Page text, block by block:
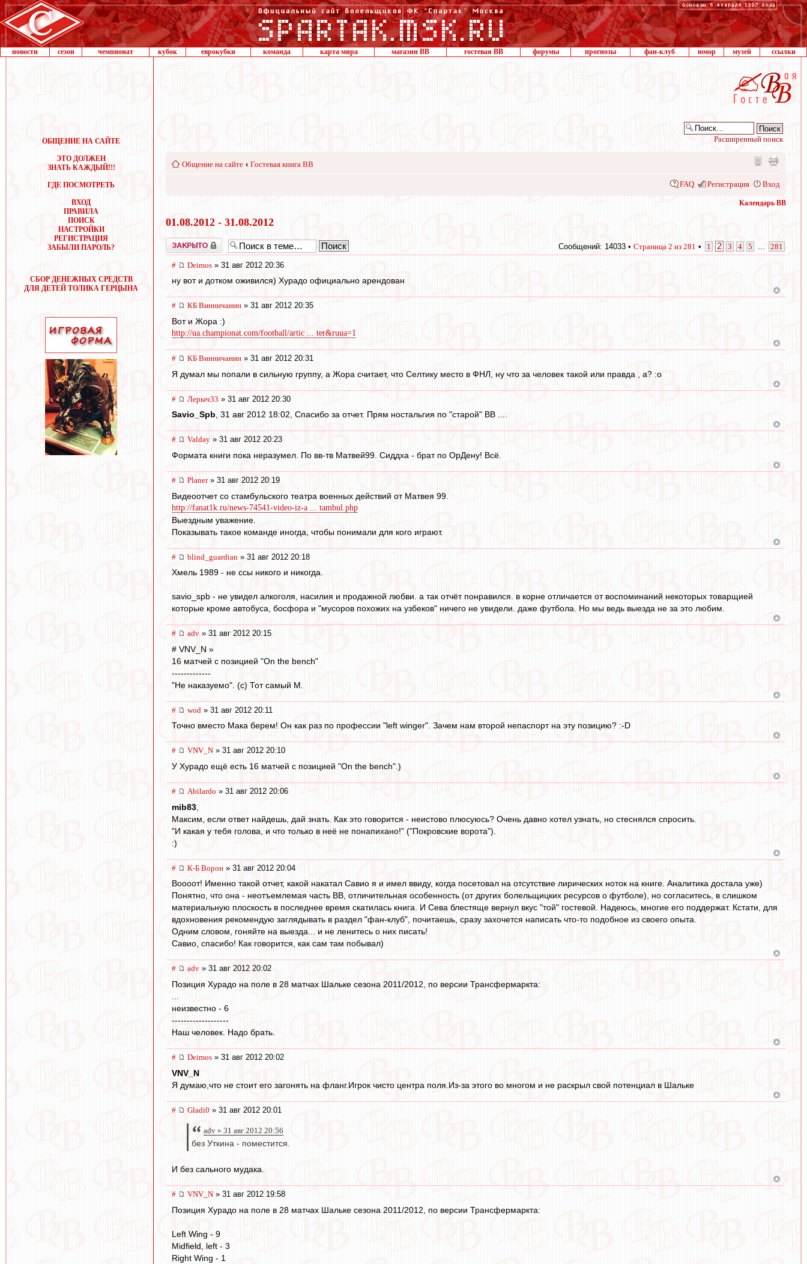
новости сезон чемпионат кубок еврокубки команда карта мира магазин ВВ гостевая ВВ форумы прогнозы фан-клуб юмор музей ссылки
ОБЩЕНИЕ НА САЙТЕ
ЭТО ДОЛЖЕН
ЗНАТЬ КАЖДЫЙ!!!
ГДЕ ПОСМОТРЕТЬ
ВХОД
ПРАВИЛА
ПОИСК
НАСТРОЙКИ
РЕГИСТРАЦИЯ
ЗАБЫЛИ ПАРОЛЬ?
СБОР ДЕНЕЖНЫХ СРЕДСТВ
ДЛЯ ДЕТЕЙ ТОЛИКА ГЕРЦЫНА
Расширенный поиск
Общение на сайте ‹ Гостевая книга ВВ
FAQ Регистрация Вход
Календарь ВВ
01.08.2012 - 31.08.2012
Закрыто Сообщений: 14033 • Страница 2 из 281 • 1 2 3 4 5 281
# Deimos » 31 авг 2012 20:36
ну вот и дотком оживился) Хурадо официально арендован
# КБ Винничанин » 31 авг 2012 20:35
Вот и Жора :)
http://ua.championat.com/football/artic ... ter&ruua=1
# КБ Винничанин » 31 авг 2012 20:31
Я думал мы попали в сильную группу, а Жора считает, что Селтику место в ФНЛ, ну что за человек такой или правда , а? :o
# Лерыч33 » 31 авг 2012 20:30
Savio_Spb, 31 авг 2012 18:02, Спасибо за отчет. Прям ностальгия по "старой" ВВ ....
# Valday » 31 авг 2012 20:23
Формата книги пока неразумел. По вв-тв Матвей99. Сиддха - брат по ОрДену! Всё.
# Planer» 31 авг 2012 20:19
Видеоотчет со стамбульского театра военных действий от Матвея 99.
http://fanat1k.ru/news-74541-video-iz-a ... tambul.php
Выездным уважение.
Показывать такое команде иногда, чтобы понимали для кого играют.
# blind_guardian » 31 авг 2012 20:18
Хмель 1989 - не ссы никого и никогда.
savio_spb - не увидел алкоголя, насилия и продажной любви. а так отчёт понравился. в корне отличается от воспоминаний некоторых товарщией
которые кроме автобуса, босфора и "мусоров похожих на узбеков" ничего не увидели. даже футбола. Но мы ведь выезда не за это любим.
# adv » 31 авг 2012 20:15
# VNV_N »
16 матчей с позицией "On the bench"
-------------
"Не наказуемо". (с) Тот самый М.
# wod » 31 авг 2012 20:11
Точно вместо Мака берем! Он как раз по профессии "left winger". Зачем нам второй непаспорт на эту позицию? :-D
# VNV_N » 31 авг 2012 20:10
У Хурадо ещё есть 16 матчей с позицией "On the bench".)
# Abilardo » 31 авг 2012 20:06
mib83
Максим, если ответ найдешь, дай знать. Как это говорится - неистово плюсуюсь? Очень давно хотел узнать, но стеснялся спросить.
"И какая у тебя голова, и что только в неё не понапихано!" ("Покровские ворота").
:)
# К-Б Ворон » 31 авг 2012 20:04
Воооот! Именно такой отчет, какой накатал Савио я и имел ввиду, когда посетовал на отсутствие лирических ноток на книге. Аналитика достала уже)
Понятно, что она - неотъемлемая часть ВВ, отличительная особенность (от других болельщицких ресурсов о футболе), но согласитесь, в слишком
материальную плоскость в последнее время скатилась книга. И Сева блестяще вернул вкус "той" гостевой. Надеюсь, многие его поддержат. Кстати, для
вдохновения рекомендую заглядывать в раздел "фан-клуб", почитаешь, сразу захочется написать что-то подобное из своего опыта.
Одним словом, гоняйте на выезда... и не ленитесь о них писать!
Савио, спасибо! Как говорится, как сам там побывал)
# adv » 31 авг 2012 20:02
Позиция Хурадо на поле в 28 матчах Шальке сезона 2011/2012, по версии Трансфермаркта:
неизвестно - 6
-------------------
Наш человек. Надо брать.
# Deimos » 31 авг 2012 20:02
VNV_N
Я думаю,что не стоит его загонять на фланг.Игрок чисто центра поля.Из-за этого во многом и не раскрыл свой потенциал в Шальке
# Gladi0 » 31 авг 2012 20:01
adv » 31 авг 2012 20:56
без Уткина - поместится.
И без сального мудака.
# VNV_N » 31 авг 2012 19:58
Позиция Хурадо на поле в 28 матчах Шальке сезона 2011/2012, по версии Трансфермаркта:
Left Wing - 9
Midfield, left - 3
Right Wing - 1